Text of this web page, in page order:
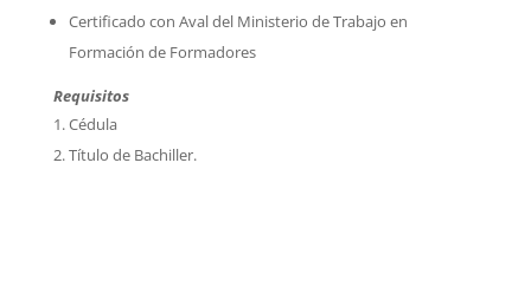
Certificado con Aval del Ministerio de Trabajo en
Formación de Formadores
Requisitos
Cédula
Título de Bachiller.